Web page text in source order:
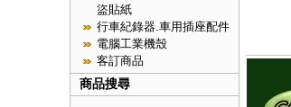
盜貼紙
行車紀錄器.車用插座配件
電腦工業機殼
客訂商品
商品搜尋